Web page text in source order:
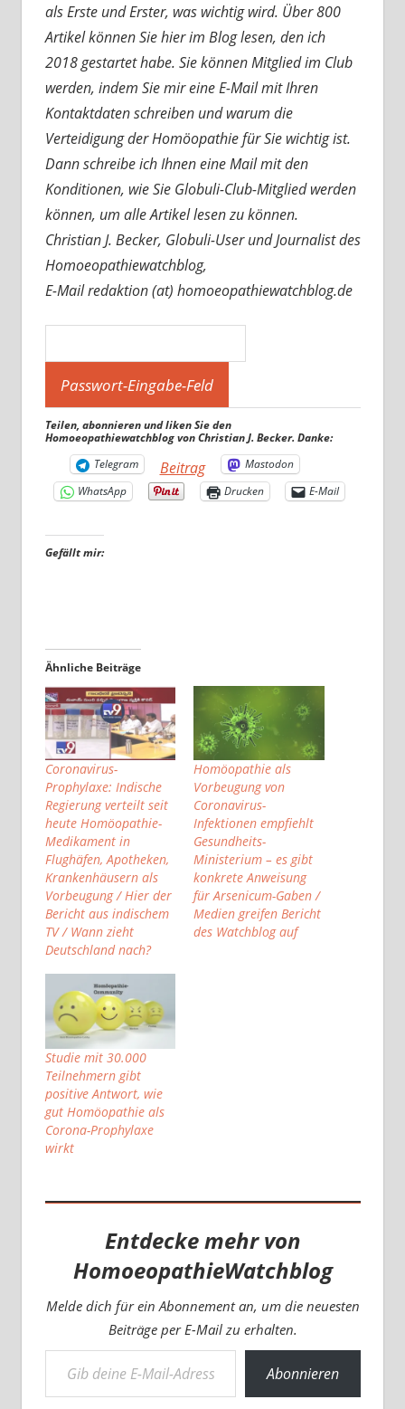
als Erste und Erster, was wichtig wird. Über 800
Artikel können Sie hier im Blog lesen, den ich
2018 gestartet habe. Sie können Mitglied im Club
werden, indem Sie mir eine E-Mail mit Ihren
Kontaktdaten schreiben und warum die
Verteidigung der Homöopathie für Sie wichtig ist.
Dann schreibe ich Ihnen eine Mail mit den
Konditionen, wie Sie Globuli-Club-Mitglied werden
können, um alle Artikel lesen zu können.
Christian J. Becker, Globuli-User und Journalist des
Homoeopathiewatchblog,
E-Mail redaktion (at) homoeopathiewatchblog.de
Teilen, abonnieren und liken Sie den
Homoeopathiewatchblog von Christian J. Becker. Danke:
Telegram
Beitrag
Mastodon
WhatsApp
Drucken E-Mail
Gefällt mir:
Ähnliche Beiträge
Coronavirus-
Prophylaxe: Indische
Regierung verteilt seit
heute Homöopathie-
Medikament in
Flughäfen, Apotheken,
Krankenhäusern als
Vorbeugung / Hier der
Bericht aus indischem
TV / Wann zieht
Deutschland nach?
Homöopathie als
Vorbeugung von
Coronavirus-
Infektionen empfiehlt
Gesundheits-
Ministerium – es gibt
konkrete Anweisung
für Arsenicum-Gaben /
Medien greifen Bericht
des Watchblog auf
Studie mit 30.000
Teilnehmern gibt
positive Antwort, wie
gut Homöopathie als
Corona-Prophylaxe
wirkt
Entdecke mehr von
HomoeopathieWatchblog
Melde dich für ein Abonnement an, um die neuesten
Beiträge per E-Mail zu erhalten.
Gib deine E-Mail-Adresse ein ...
Abonnieren